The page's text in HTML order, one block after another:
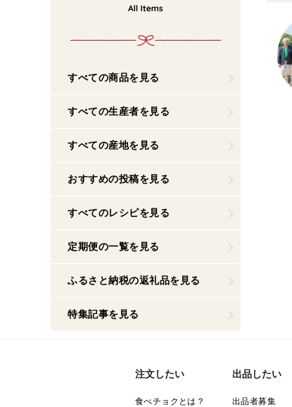
すべての商品を見る
すべての生産者を見る
すべての産地を見る
おすすめの投稿を見る
すべてのレシピを見る
定期便の一覧を見る
ふるさと納税の返礼品を見る
特集記事を見る
注文したい
食べチョクとは？
出品したい
出品者募集